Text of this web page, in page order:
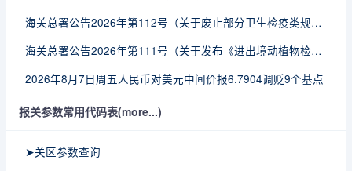
海关总署公告2026年第112号（关于废止部分卫生检疫类规范性文件的公告）
海关总署公告2026年第111号（关于发布《进出境动植物检疫处理监督管理工作规定》《进出境卫生处理监督管理工作规定》的公告）
2026年8月7日周五人民币对美元中间价报6.7904调贬9个基点
报关参数常用代码表(more...)
➤关区参数查询